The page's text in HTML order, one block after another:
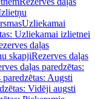
Uzliekamai
Uzliekamai izlietnei
daļas
skapjiRezerves daļas
daļas paredzētas:
paredzētas: Augsti
Vidēji augsti